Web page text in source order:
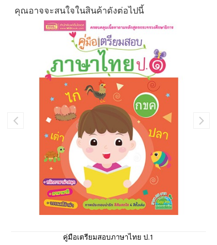
คุณอาจจะสนใจในสินค้าดังต่อไปนี้
คู่มือเตรียมสอบภาษาไทย ป.1